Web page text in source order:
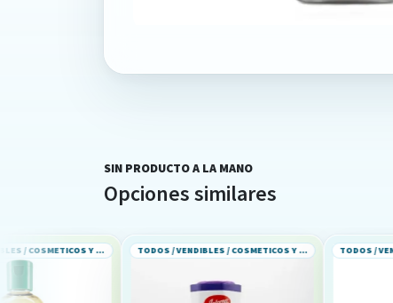
SIN PRODUCTO A LA MANO
Opciones similares
TODOS / VENDIBLES / COSMETICOS Y PERFUMERIA TODOS / VENDIBLES / COSMETICOS Y PERFUMERIA